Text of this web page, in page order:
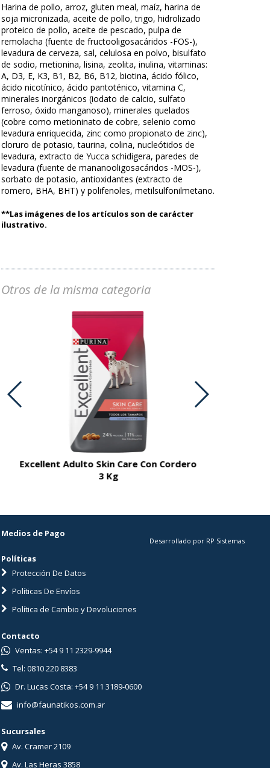
Harina de pollo, arroz, gluten meal, maíz, harina de
soja micronizada, aceite de pollo, trigo, hidrolizado
proteico de pollo, aceite de pescado, pulpa de
remolacha (fuente de fructooligosacáridos -FOS-),
levadura de cerveza, sal, celulosa en polvo, bisulfato
de sodio, metionina, lisina, zeolita, inulina, vitaminas:
A, D3, E, K3, B1, B2, B6, B12, biotina, ácido fólico,
ácido nicotínico, ácido pantoténico, vitamina C,
minerales inorgánicos (iodato de calcio, sulfato
ferroso, óxido manganoso), minerales quelados
(cobre como metioninato de cobre, selenio como
levadura enriquecida, zinc como propionato de zinc),
cloruro de potasio, taurina, colina, nucleótidos de
levadura, extracto de Yucca schidigera, paredes de
levadura (fuente de mananooligosacáridos -MOS-),
sorbato de potasio, antioxidantes (extracto de
romero, BHA, BHT) y polifenoles, metilsulfonilmetano.
**Las imágenes de los artículos son de carácter
ilustrativo.
Otros de la misma categoria
Excellent Adulto Skin Care Con Cordero
3 Kg
Medios de Pago
Políticas
Protección De Datos
Políticas De Envíos
Política de Cambio y Devoluciones
Desarrollado por RP Sistemas
Contacto
Ventas: +54 9 11 2329-9944
Tel: 0810 220 8383
Dr. Lucas Costa: +54 9 11 3189-0600
info@faunatikos.com.ar
Sucursales
Av. Cramer 2109
Av. Las Heras 3858